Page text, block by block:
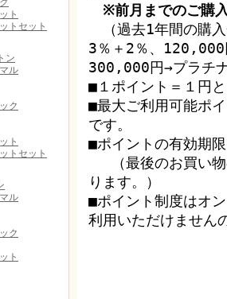
※前月までのご購
（過去1年間の購
3％＋2％、120,000
300,000円→プラチ
■１ポイント＝１円
■最大ご利用可能ポ
です。
■ポイントの有効期
（最後のお買い物
ります。）
■ポイント制度はオ
利用いただけません